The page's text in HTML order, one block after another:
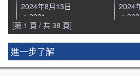
2024年8月13日
2881
2024
[第 1 頁 / 共 38 頁]
進一步了解
輝立簡介